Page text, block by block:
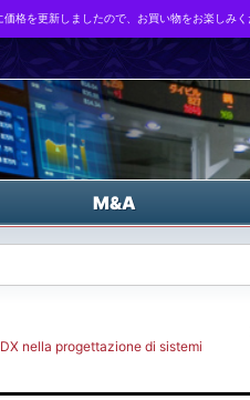
M&A
nella progettazione di sistemi
格を更新しましたので、お買い物をお楽しみく